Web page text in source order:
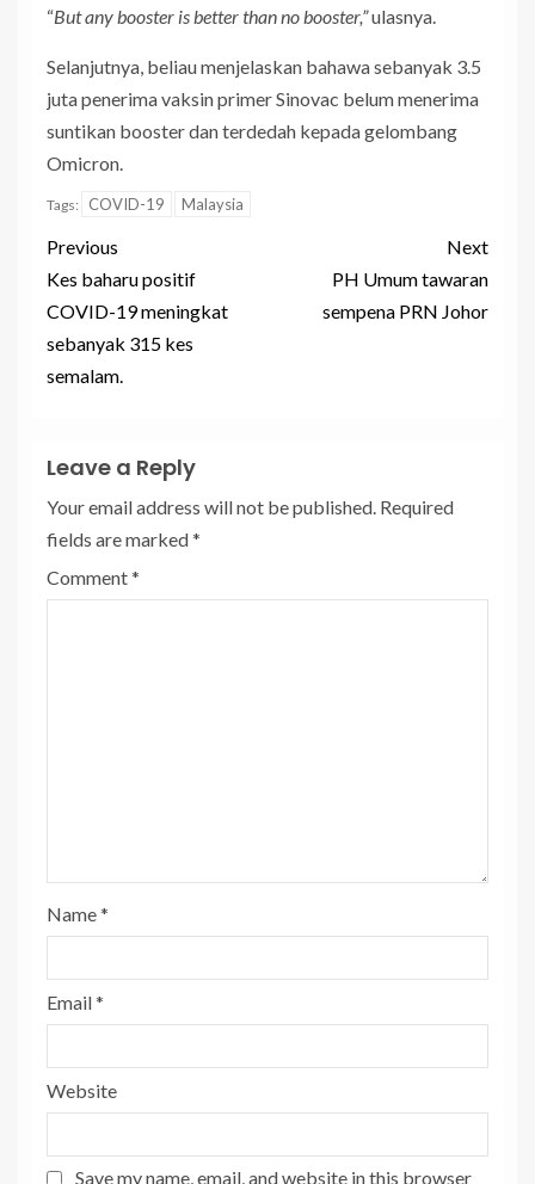
“But any booster is better than no booster,”ulasnya.
Selanjutnya, beliau menjelaskan bahawa sebanyak 3.5
juta penerima vaksin primer Sinovac belum menerima
suntikan booster dan terdedah kepada gelombang
Omicron.
Tags: COVID-19 Malaysia
Previous
Kes baharu positif
COVID-19 meningkat
sebanyak 315 kes
semalam.
Next
PH Umum tawaran
sempena PRN Johor
Leave a Reply
Your email address will not be published. Required
fields are marked*
Comment*
Name*
Email*
Website
Save my name, email, and website in this browser